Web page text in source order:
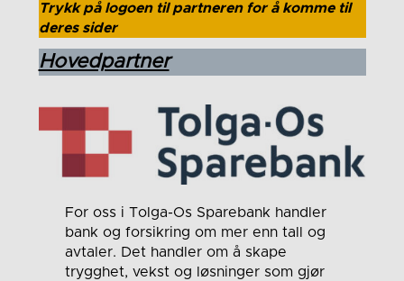
Trykk på logoen til partneren for å komme til
deres sider
Hovedpartner
For oss i Tolga-Os Sparebank handler
bank og forsikring om mer enn tall og
avtaler. Det handler om å skape
trygghet, vekst og løsninger som gjør